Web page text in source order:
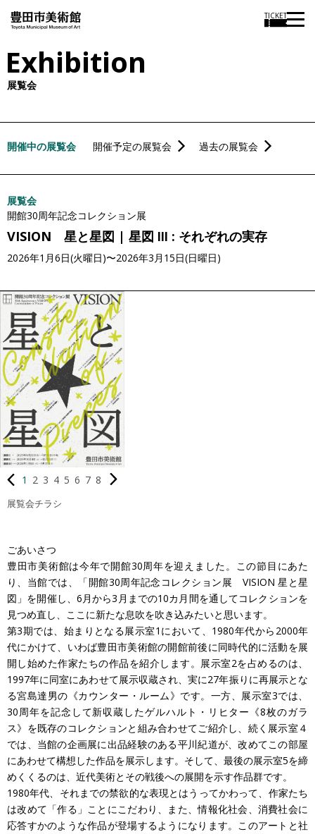
TICKET
本
文
に
ス
キ
プ
Exhibition
展覧会
開催中の展覧会 開催予定の展覧会 過去の展覧会
展覧会
開館30周年記念コレクション展
VISION 星と星図 | 星図 Ⅲ : それぞれの実存
2026年1月6日(火曜日)〜2026年3月15日(日曜日)
展覧会チラシ
1 2 3 4 5 6 7 8
ごあいさつ
豊田市美術館は今年で開館30周年を迎えました。この節目にあた
り、当館では、「開館30周年記念コレクション展 VISION 星と星
図」を開催し、6月から3月までの10カ月間を通してコレクションを
見つめ直し、ここに新たな息吹を吹き込みたいと思います。
第3期では、始まりとなる展示室1において、1980年代から2000年
代にかけて、いわば豊田市美術館の開館前後に同時代的に活動を展
開し始めた作家たちの作品を紹介します。展示室2を占めるのは、
1997年に同室にあわせて展示収蔵され、実に27年振りに再展示とな
る宮島達男の《カウンター・ルーム》です。一方、展示室3では、
30周年を記念して新収蔵したゲルハルト・リヒター《8枚のガラ
ス》を既存のコレクションと組み合わせてご紹介し、続く展示室４
では、当館の企画展に出品経験のある平川紀道が、改めてこの部屋
にあわせて構想した作品を展示します。そして、最後の展示室5を締
めくくるのは、近代美術とその戦後への展開を示す作品群です。
1980年代、それまでの禁欲的な表現とはうってかわって、作家たち
は改めて「作る」ことにこだわり、また、情報化社会、消費社会に
応答すかのような作品が登場するようになります。このアートと社